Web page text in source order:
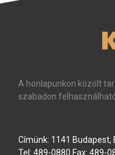
A honlapunkon közölt
szabadon
Címünk: 1141 Budapest,
Tel: 489-0880 Fax: 489-